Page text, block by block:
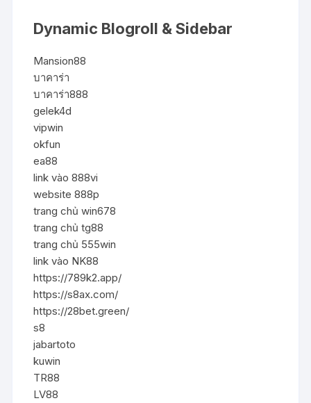
Dynamic Blogroll & Sidebar
Mansion88
บาคาร่า
บาคาร่า888
gelek4d
vipwin
okfun
ea88
link vào 888vi
website 888p
trang chủ win678
trang chủ tg88
trang chủ 555win
link vào NK88
https://789k2.app/
https://s8ax.com/
https://28bet.green/
s8
jabartoto
kuwin
TR88
LV88